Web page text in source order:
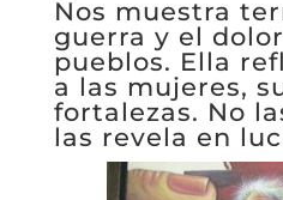
Nos muestra
guerra y el
pueblos. Ella
a las mujeres,
fortalezas. No
las revela en